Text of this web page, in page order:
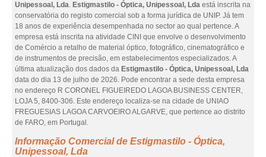
Unipessoal, Lda. Estigmastilo - Óptica, Unipessoal, Lda está inscrita na
conservatória do registo comercial sob a forma jurídica de UNIP. Já tem
18 anos de experiência desempenhada no sector ao qual pertence. A
empresa está inscrita na atividade CINI que envolve o desenvolvimento
de Comércio a retalho de material óptico, fotográfico, cinematográfico e
de instrumentos de precisão, em estabelecimentos especializados. A
última atualização dos dados da Estigmastilo - Óptica, Unipessoal, Lda
data do dia 13 de julho de 2026. Pode encontrar a sede desta empresa
no endereço R CORONEL FIGUEIREDO LAGOA BUSINESS CENTER,
LOJA 5, 8400-306. Este endereço localiza-se na cidade de UNIAO
FREGUESIAS LAGOA CARVOEIRO ALGARVE, que pertence ao distrito
de FARO, em Portugal.
Informação Comercial de Estigmastilo - Óptica,
Unipessoal, Lda